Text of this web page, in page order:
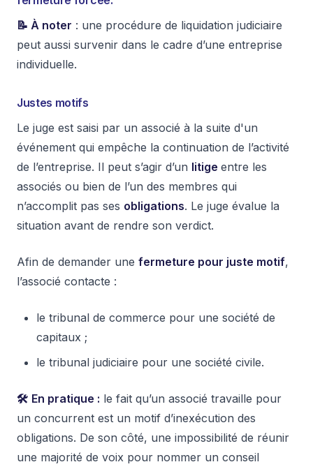
📝 À noter : une procédure de liquidation judiciaire
peut aussi survenir dans le cadre d’une entreprise
individuelle.
Justes motifs
Le juge est saisi par un associé à la suite d'un
événement qui empêche la continuation de l’activité
de l’entreprise. Il peut s’agir d’un litige entre les
associés ou bien de l’un des membres qui
n’accomplit pas ses obligations. Le juge évalue la
situation avant de rendre son verdict.
Afin de demander une fermeture pour juste motif,
l’associé contacte :
le tribunal de commerce pour une société de
capitaux ;
le tribunal judiciaire pour une société civile.
🛠️ En pratique : le fait qu’un associé travaille pour
un concurrent est un motif d’inexécution des
obligations. De son côté, une impossibilité de réunir
une majorité de voix pour nommer un conseil